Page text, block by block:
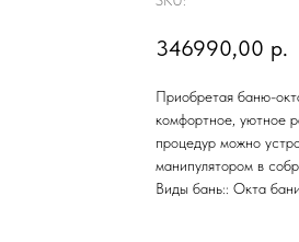
346990,00 р.
Приобретая баню-
комфортное, уютное
процедур можно
манипулятором в
Виды бань:: Окта бани